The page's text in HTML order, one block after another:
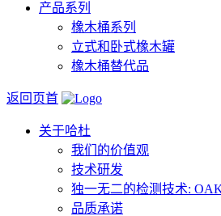
产品系列
橡木桶系列
立式和卧式橡木罐
橡木桶替代品
返回页首
关于哈杜
我们的价值观
技术研发
独一无二的检测技术:
品质承诺